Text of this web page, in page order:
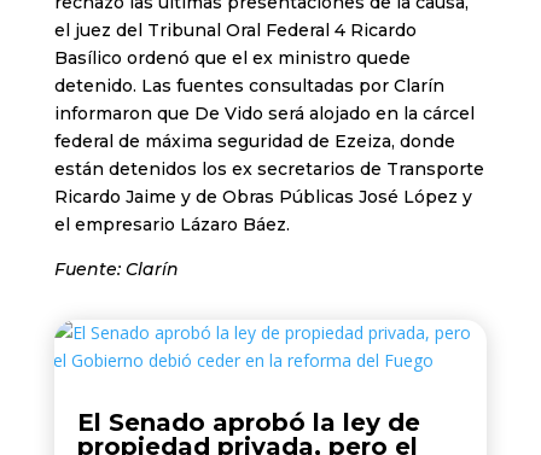
el juez del Tribunal Oral Federal 4 Ricardo
Basílico ordenó que el ex ministro quede
detenido. Las fuentes consultadas por Clarín
informaron que De Vido será alojado en la cárcel
federal de máxima seguridad de Ezeiza, donde
están detenidos los ex secretarios de Transporte
Ricardo Jaime y de Obras Públicas José López y
el empresario Lázaro Báez.
Fuente: Clarín
El Senado aprobó la ley de
propiedad privada, pero el